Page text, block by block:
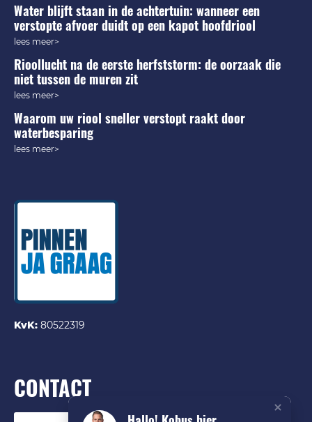
Water blijft staan in de achtertuin: wanneer een
verstopte afvoer duidt op een kapot hoofdriool
lees meer>
Rioollucht na de eerste herfststorm: de oorzaak die
niet tussen de muren zit
lees meer>
Waarom uw riool sneller verstopt raakt door
waterbesparing
lees meer>
KvK: 80522319
CONTACT